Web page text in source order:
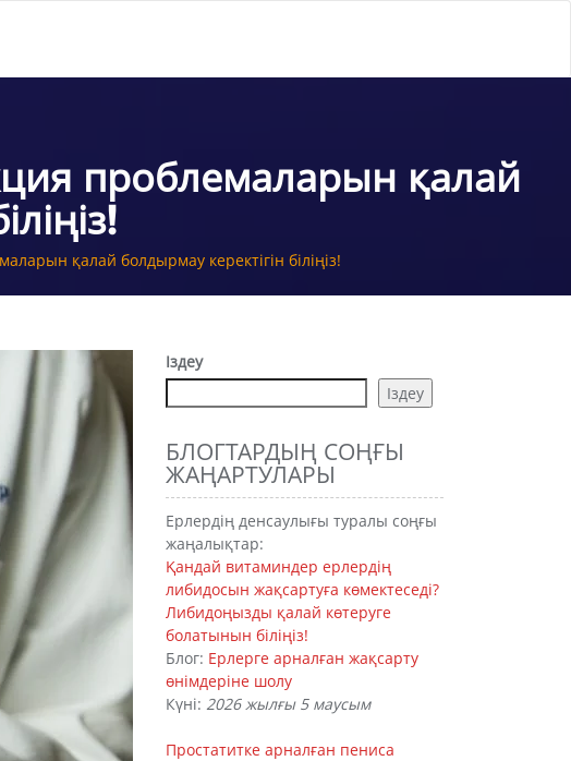
проблемаларын қалай
қалай болдырмау керектігін біліңіз!
Іздеу
Іздеу
БЛОГТАРДЫҢ СОҢҒЫ
ЖАҢАРТУЛАРЫ
Ерлердің денсаулығы туралы соңғы
жаңалықтар:
Қандай витаминдер ерлердің
либидосын жақсартуға көмектеседі?
Либидоңызды қалай көтеруге
болатынын біліңіз!
Блог: Ерлерге арналған жақсарту
өнімдеріне шолу
Күні: 2026 жылғы 5 маусым
Простатитке арналған пениса